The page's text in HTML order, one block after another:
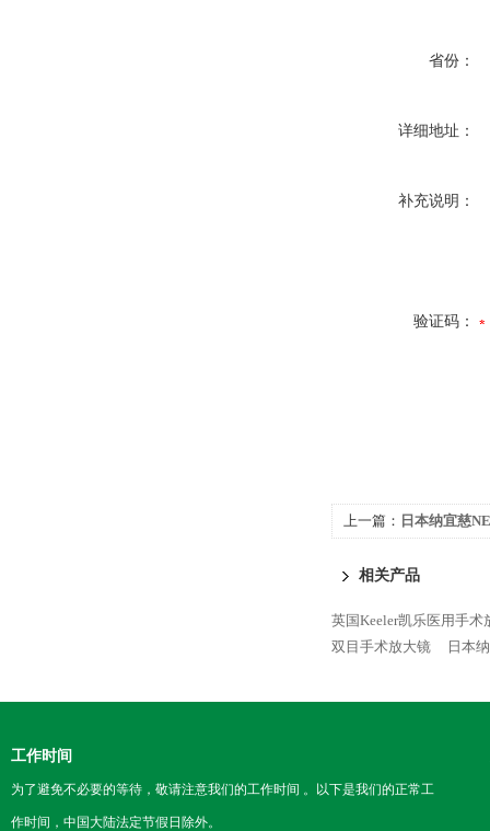
省份：
详细地址：
补充说明：
验证码：
上一篇： 日本纳宜慈
相关产品
英国Keeler凯乐医用手术
双目手术放大镜
日本
工作时间
为了避免不必要的等待，敬请注意我们的工作时间 。以下是我们的正常工
作时间，中国大陆法定节假日除外。